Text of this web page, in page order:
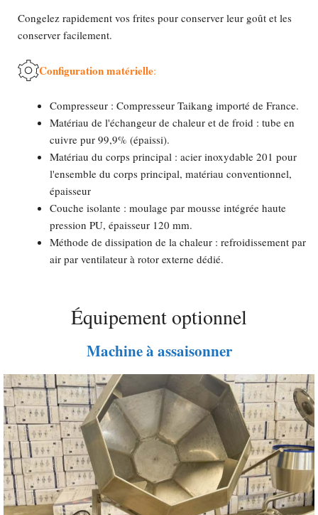
Congelez rapidement vos frites pour conserver leur goût et les
conserver facilement.
Configuration matérielle:
Compresseur : Compresseur Taikang importé de France.
Matériau de l'échangeur de chaleur et de froid : tube en
cuivre pur 99,9% (épaissi).
Matériau du corps principal : acier inoxydable 201 pour
l'ensemble du corps principal, matériau conventionnel,
épaisseur
Couche isolante : moulage par mousse intégrée haute
pression PU, épaisseur 120 mm.
Méthode de dissipation de la chaleur : refroidissement par
air par ventilateur à rotor externe dédié.
Équipement optionnel
Machine à assaisonner